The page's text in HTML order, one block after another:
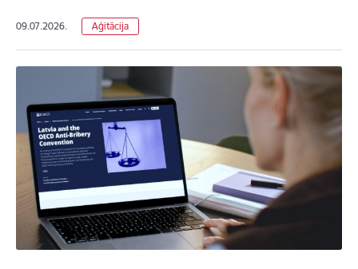
09.07.2026. Aģitācija